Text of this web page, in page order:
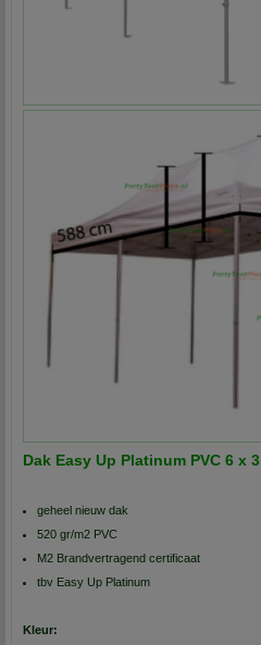
Dak Easy Up Platinum PVC 6 x 3
geheel nieuw dak
520 gr/m2 PVC
M2 Brandvertragend certificaat
tbv Easy Up Platinum
Kleur: